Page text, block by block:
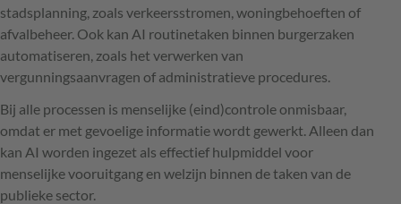
stadsplanning, zoals verkeersstromen, woningbehoeften of
afvalbeheer. Ook kan AI routinetaken binnen burgerzaken
automatiseren, zoals het verwerken van
vergunningsaanvragen of administratieve procedures.
Bij alle processen is menselijke (eind)controle onmisbaar,
omdat er met gevoelige informatie wordt gewerkt. Alleen dan
kan AI worden ingezet als effectief hulpmiddel voor
menselijke vooruitgang en welzijn binnen de taken van de
publieke sector.